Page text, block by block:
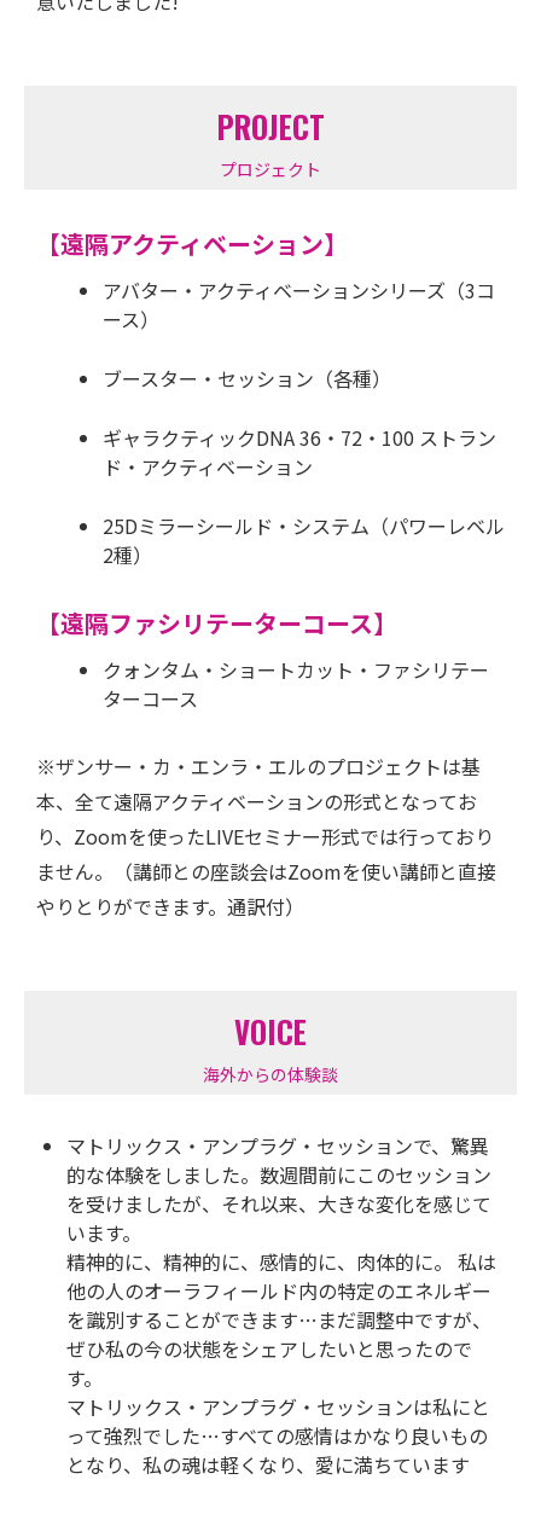
PROJECT
プロジェクト
【遠隔アクティベーション】
アバター・アクティベーションシリーズ（3コ
ース）
ブースター・セッション（各種）
ギャラクティックDNA 36・72・100 ストラン
ド・アクティベーション
25Dミラーシールド・システム（パワーレベル
2種）
【遠隔ファシリテーターコース】
クォンタム・ショートカット・ファシリテー
ターコース
※ザンサー・カ・エンラ・エルのプロジェクトは基
本、全て遠隔アクティベーションの形式となってお
り、Zoomを使ったLIVEセミナー形式では行っており
ません。（講師との座談会はZoomを使い講師と直接
やりとりができます。通訳付）
VOICE
海外からの体験談
マトリックス・アンプラグ・セッションで、驚異
的な体験をしました。数週間前にこのセッション
を受けましたが、それ以来、大きな変化を感じて
います。
精神的に、精神的に、感情的に、肉体的に。 私は
他の人のオーラフィールド内の特定のエネルギー
を識別することができます…まだ調整中ですが、
ぜひ私の今の状態をシェアしたいと思ったので
す。
マトリックス・アンプラグ・セッションは私にと
って強烈でした…すべての感情はかなり良いもの
となり、私の魂は軽くなり、愛に満ちています